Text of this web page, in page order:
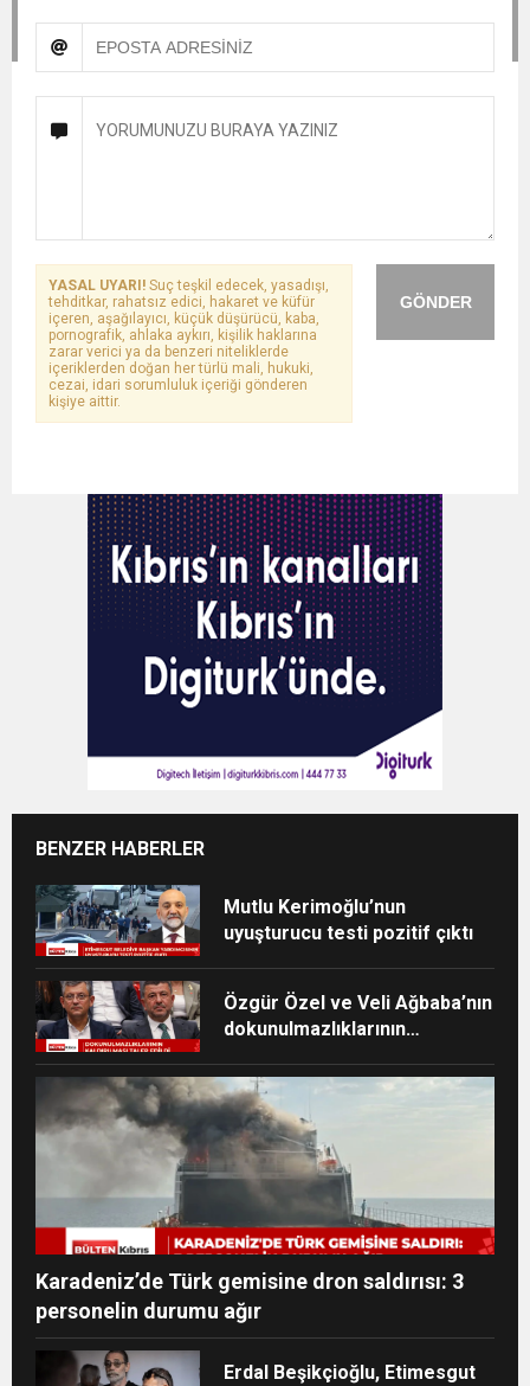
GÖNDER
YASAL UYARI! Suç teşkil edecek, yasadışı,
tehditkar, rahatsız edici, hakaret ve küfür
içeren, aşağılayıcı, küçük düşürücü, kaba,
pornografik, ahlaka aykırı, kişilik haklarına
zarar verici ya da benzeri niteliklerde
içeriklerden doğan her türlü mali, hukuki,
cezai, idari sorumluluk içeriği gönderen
kişiye aittir.
BENZER HABERLER
Mutlu Kerimoğlu’nun
uyuşturucu testi pozitif çıktı
Özgür Özel ve Veli Ağbaba’nın
dokunulmazlıklarının
Karadeniz’de Türk gemisine dron saldırısı: 3
personelin durumu ağır
Erdal Beşikçioğlu, Etimesgut